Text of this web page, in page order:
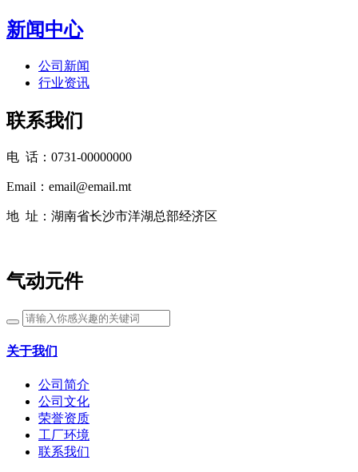
新闻中心
公司新闻
行业资讯
联系我们
电 话：0731-00000000
Email：email@email.mt
地 址：湖南省长沙市洋湖总部经济区
气动元件
关于我们
公司简介
公司文化
荣誉资质
工厂环境
联系我们